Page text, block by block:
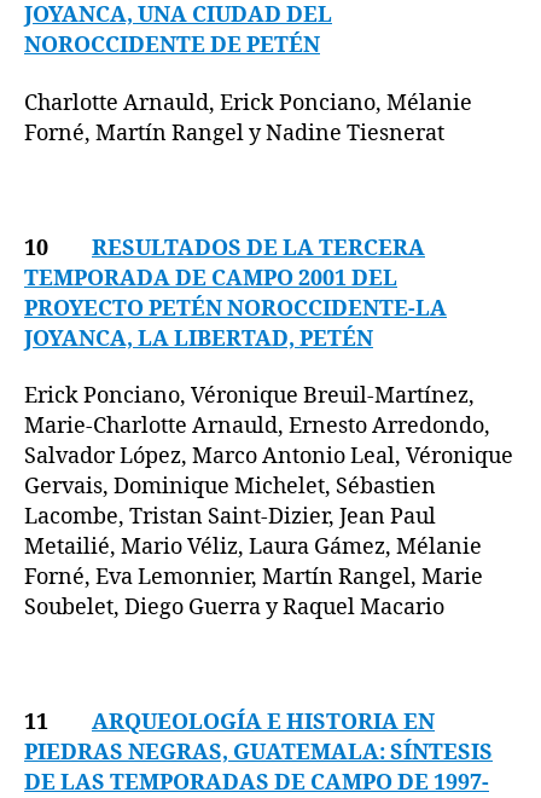
JOYANCA, UNA CIUDAD DEL
NOROCCIDENTE DE PETÉN
Charlotte Arnauld, Erick Ponciano, Mélanie
Forné, Martín Rangel y Nadine Tiesnerat
10 RESULTADOS DE LA TERCERA
TEMPORADA DE CAMPO 2001 DEL
PROYECTO PETÉN NOROCCIDENTE-LA
JOYANCA, LA LIBERTAD, PETÉN
Erick Ponciano, Véronique Breuil-Martínez,
Marie-Charlotte Arnauld, Ernesto Arredondo,
Salvador López, Marco Antonio Leal, Véronique
Gervais, Dominique Michelet, Sébastien
Lacombe, Tristan Saint-Dizier, Jean Paul
Metailié, Mario Véliz, Laura Gámez, Mélanie
Forné, Eva Lemonnier, Martín Rangel, Marie
Soubelet, Diego Guerra y Raquel Macario
11 ARQUEOLOGÍA E HISTORIA EN
PIEDRAS NEGRAS, GUATEMALA: SÍNTESIS
DE LAS TEMPORADAS DE CAMPO DE 1997-